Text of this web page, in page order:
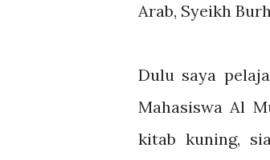
Arab, Syeikh
Dulu saya
Mahasiswa Al
kitab kuning,